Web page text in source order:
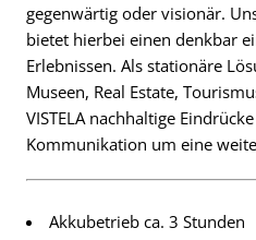
gegenwärtig oder visionär.
bietet hierbei einen denkbar
Erlebnissen. Als stationäre
Museen, Real Estate,
VISTELA nachhaltige
Kommunikation um eine
Akkubetrieb ca. 3 Stunden